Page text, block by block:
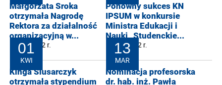
Małgorzata Sroka
otrzymała Nagrodę
Rektora za działalność
organizacyjną w...
30-05-2022 r.
Ponowny sukces KN
IPSUM w konkursie
Ministra Edukacji i
Nauki „Studenckie...
09-04-2022 r.
01
KWI
Kinga Ślusarczyk
otrzymała stypendium
13
MAR
Nominacja profesorska
dr. hab. inż. Pawła